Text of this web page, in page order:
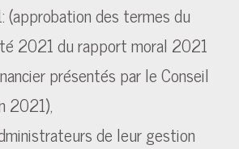
des termes du
2021 du rapport moral 2021
présentés par le Conseil
2021),
de leur gestion